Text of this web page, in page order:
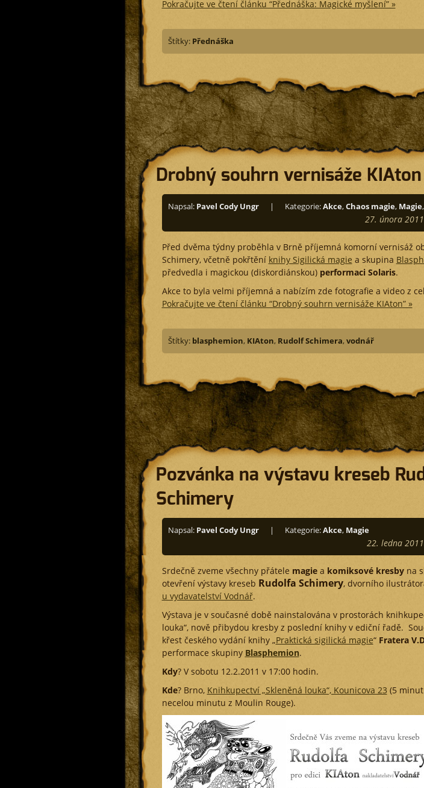
Pokračujte ve čtení článku “Přednáška: Magické myšlení” »
Štítky: Přednáška
Drobný souhrn vernisáže KIAton
Napsal: Pavel Cody Ungr | Kategorie:Akce,Chaos magie, Magie,
27. února
Před dvěma týdny proběhla v Brně příjemná komorní vernisáž
Schimery, včetně pokřtění knihy Sigilická magie a skupina
předvedla i magickou (diskordiánskou) performaci Solaris.
Akce to byla velmi příjemná a nabízím zde fotografie a video z
Pokračujte ve čtení článku “Drobný souhrn vernisáže KIAton” »
Štítky: blasphemion, KIAton, Rudolf Schimera,vodnář
Pozvánka na výstavu kreseb
Schimery
Napsal: Pavel Cody Ungr | Kategorie:Akce, Magie
22. ledna
Srdečně zveme všechny přátele magiea komiksové kresbyna
otevření výstavy kreseb Rudolfa Schimery, dvorního
u vydavatelství Vodnář.
Výstava je v současné době nainstalována v prostorách
louka“, nově přibydou kresby z poslední knihy v ediční řadě.
křest českého vydání knihy „Praktická sigilická magie“ Fratera
performace skupiny Blasphemion.
Kdy? V sobotu 12.2.2011 v 17:00 hodin.
Kde? Brno, Knihkupectví „Skleněná louka“, Kounicova 23 (5 minut
necelou minutu z Moulin Rouge).